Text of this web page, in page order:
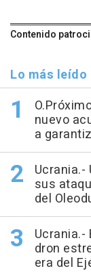
Contenido
Lo más
nuevo
a
Ucrania.-
sus
del
Ucrania.-
dron
era del